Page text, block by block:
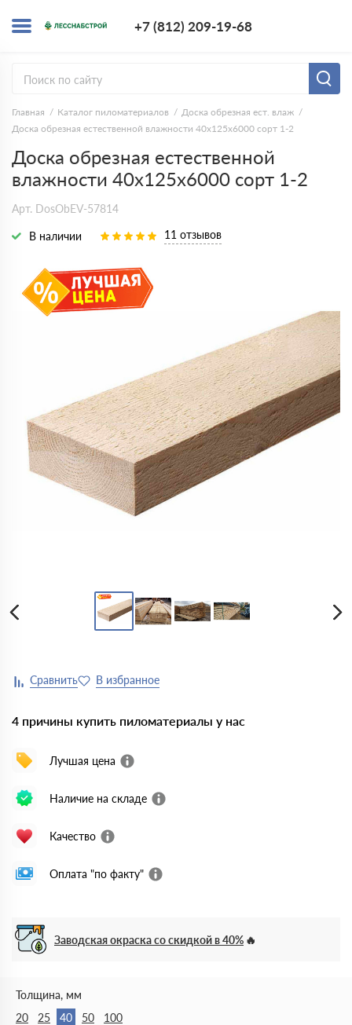
+7 (812) 209-19-68
Главная Каталог пиломатериалов
Доска обрезная ест. влаж
Доска обрезная естественной влажности 40х125х6000 сорт 1-2
Доска обрезная естественной
влажности 40х125х6000 сорт 1-2
Арт. DosObEV-57814
В наличии 11 отзывов
4 причины купить пиломатериалы у нас
Лучшая цена
Наличие на складе
Качество
Оплата "по факту"
Заводская окраска со скидкой в 40%
Толщина, мм
20
25 40 50 100